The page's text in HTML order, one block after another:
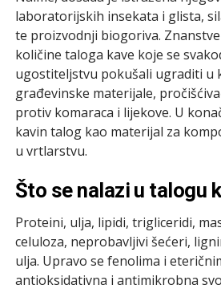
laboratorijskih insekata i glista,
te proizvodnji biogoriva.
količine taloga kave koje se
ugostiteljstvu pokušali ugraditi u
građevinske materijale,
protiv komaraca i lijekove. U
kavin talog kao materijal za
u vrtlarstvu.
Što se nalazi u talogu
Proteini, ulja, lipidi, trigliceridi,
celuloza, neprobavljivi šećeri,
ulja. Upravo se fenolima i
antioksidativna i antimikrobna